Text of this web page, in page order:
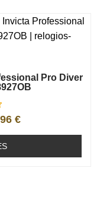
Pro Diver
€